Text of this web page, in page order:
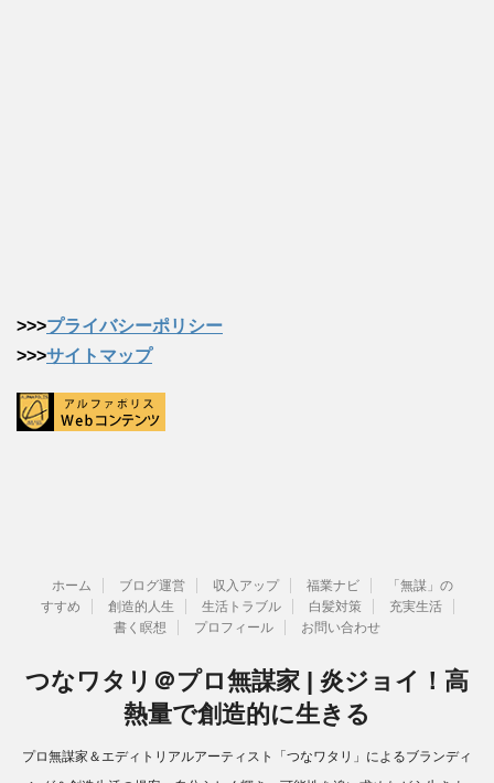
>>>プライバシーポリシー
>>>サイトマップ
ホーム ブログ運営 収入アップ 福業ナビ
「無謀」の
すすめ
創造的人生 生活トラブル 白髪対策
充実生活
書く瞑想
プロフィール お問い合わせ
つなワタリ＠プロ無謀家 | 炎ジョイ！高
熱量で創造的に生きる
プロ無謀家＆エディトリアルアーティスト「つなワタリ」によるブランディ